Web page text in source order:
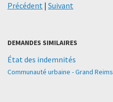
Précédent | Suivant
DEMANDES SIMILAIRES
État des indemnités
Communauté urbaine - Grand Reims